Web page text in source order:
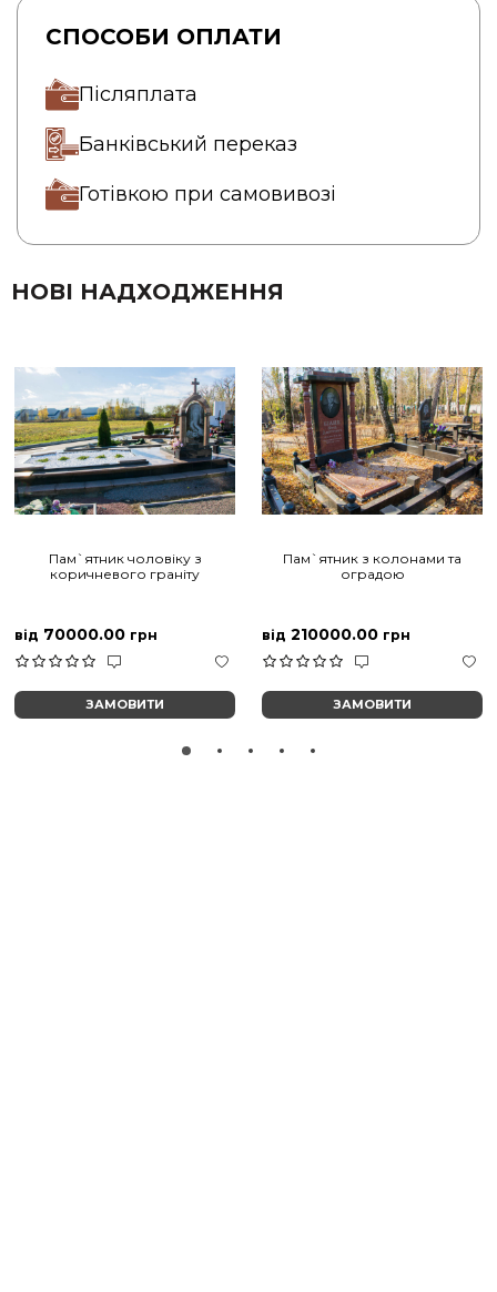
СПОСОБИ ОПЛАТИ
Післяплата
Банківський переказ
Готівкою при самовивозі
НОВІ НАДХОДЖЕННЯ
Пам`ятник чоловіку з
коричневого граніту
від 70000.00 грн
ЗАМОВИТИ
Пам`ятник з колонами та
оградою
від 210000.00 грн
ЗАМОВИТИ